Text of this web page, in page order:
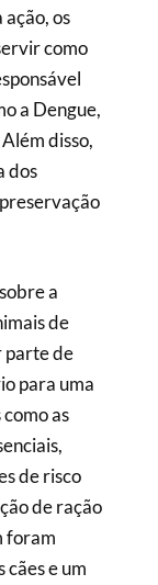
os
como
a Dengue,
disso,
dos
a
de
parte de
para uma
as
de risco
de ração
foram
e um